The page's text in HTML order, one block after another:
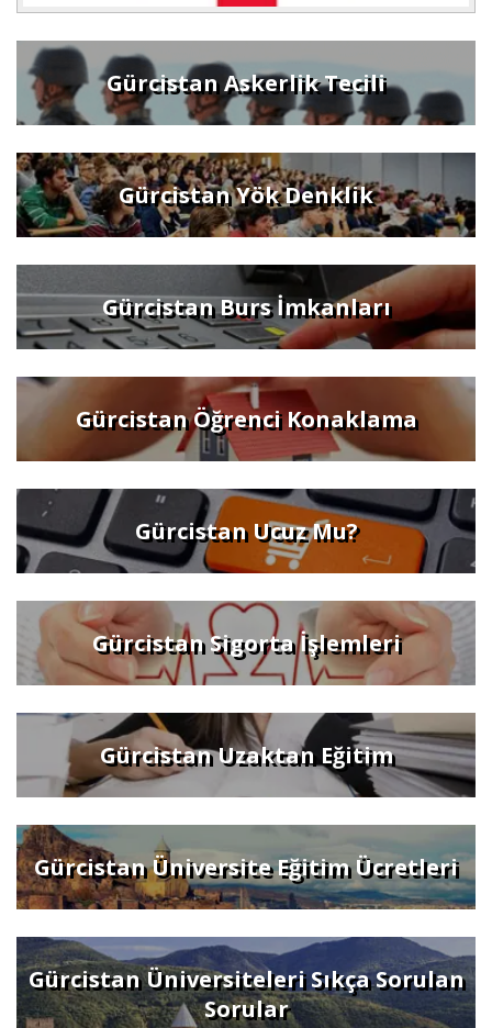
Gürcistan Askerlik Tecili
Gürcistan Yök Denklik
Gürcistan Burs İmkanları
Gürcistan Öğrenci Konaklama
Gürcistan Ucuz Mu?
Gürcistan Sigorta İşlemleri
Gürcistan Uzaktan Eğitim
Gürcistan Üniversite Eğitim Ücretleri
Gürcistan Üniversiteleri Sıkça Sorulan
Sorular